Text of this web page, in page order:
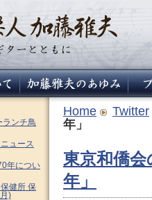
Home
Twitter
年」
東京和僑
年」
ランチ鳥
ュース
年につい
健所 保
)